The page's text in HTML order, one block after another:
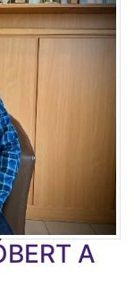
A